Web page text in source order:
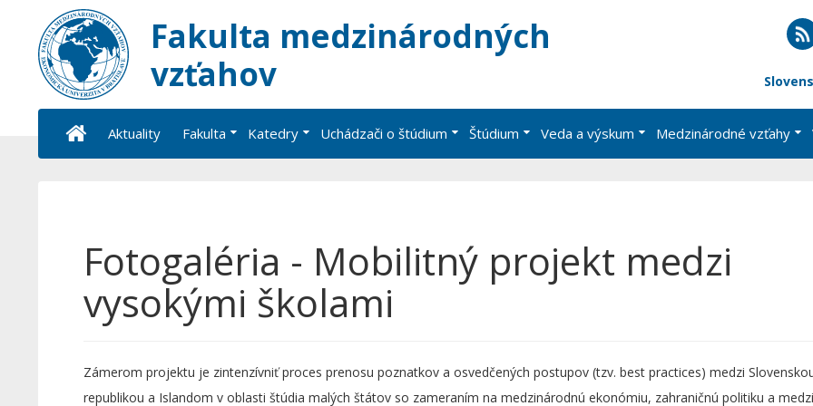
Fakulta medzinárodných
vzťahov
Aktuality Fakulta Katedry Uchádzači o štúdium Štúdium Veda a výskum Medzinárodné vzťahy
Fotogaléria - Mobilitný projekt medzi
vysokými školami
Zámerom projektu je zintenzívniť proces prenosu poznatkov a osvedčených postupov (tzv. best practices) medzi
republikou a Islandom v oblasti štúdia malých štátov so zameraním na medzinárodnú ekonómiu, zahraničnú politiku a